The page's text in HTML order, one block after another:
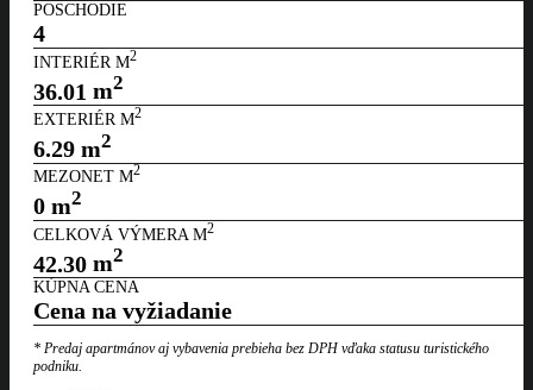
POSCHODIE
4
INTERIÉR M2
36.01 m2
EXTERIÉR M2
6.29 m2
MEZONET M2
0 m2
CELKOVÁ VÝMERA M2
42.30 m2
KÚPNA CENA
Cena na vyžiadanie
* Predaj apartmánov aj vybavenia prebieha bez DPH vďaka statusu turistického
podniku.